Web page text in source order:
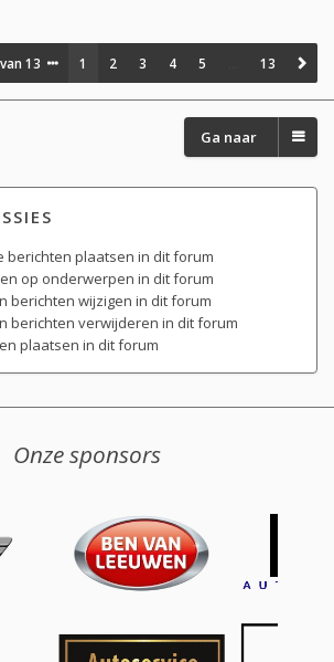
van13 1 2 3 4 5 13
Ga naar
berichten plaatsen in dit forum
op onderwerpen in dit forum
berichten wijzigen in dit forum
berichten verwijderen in dit forum
plaatsen in dit forum
Onze sponsors